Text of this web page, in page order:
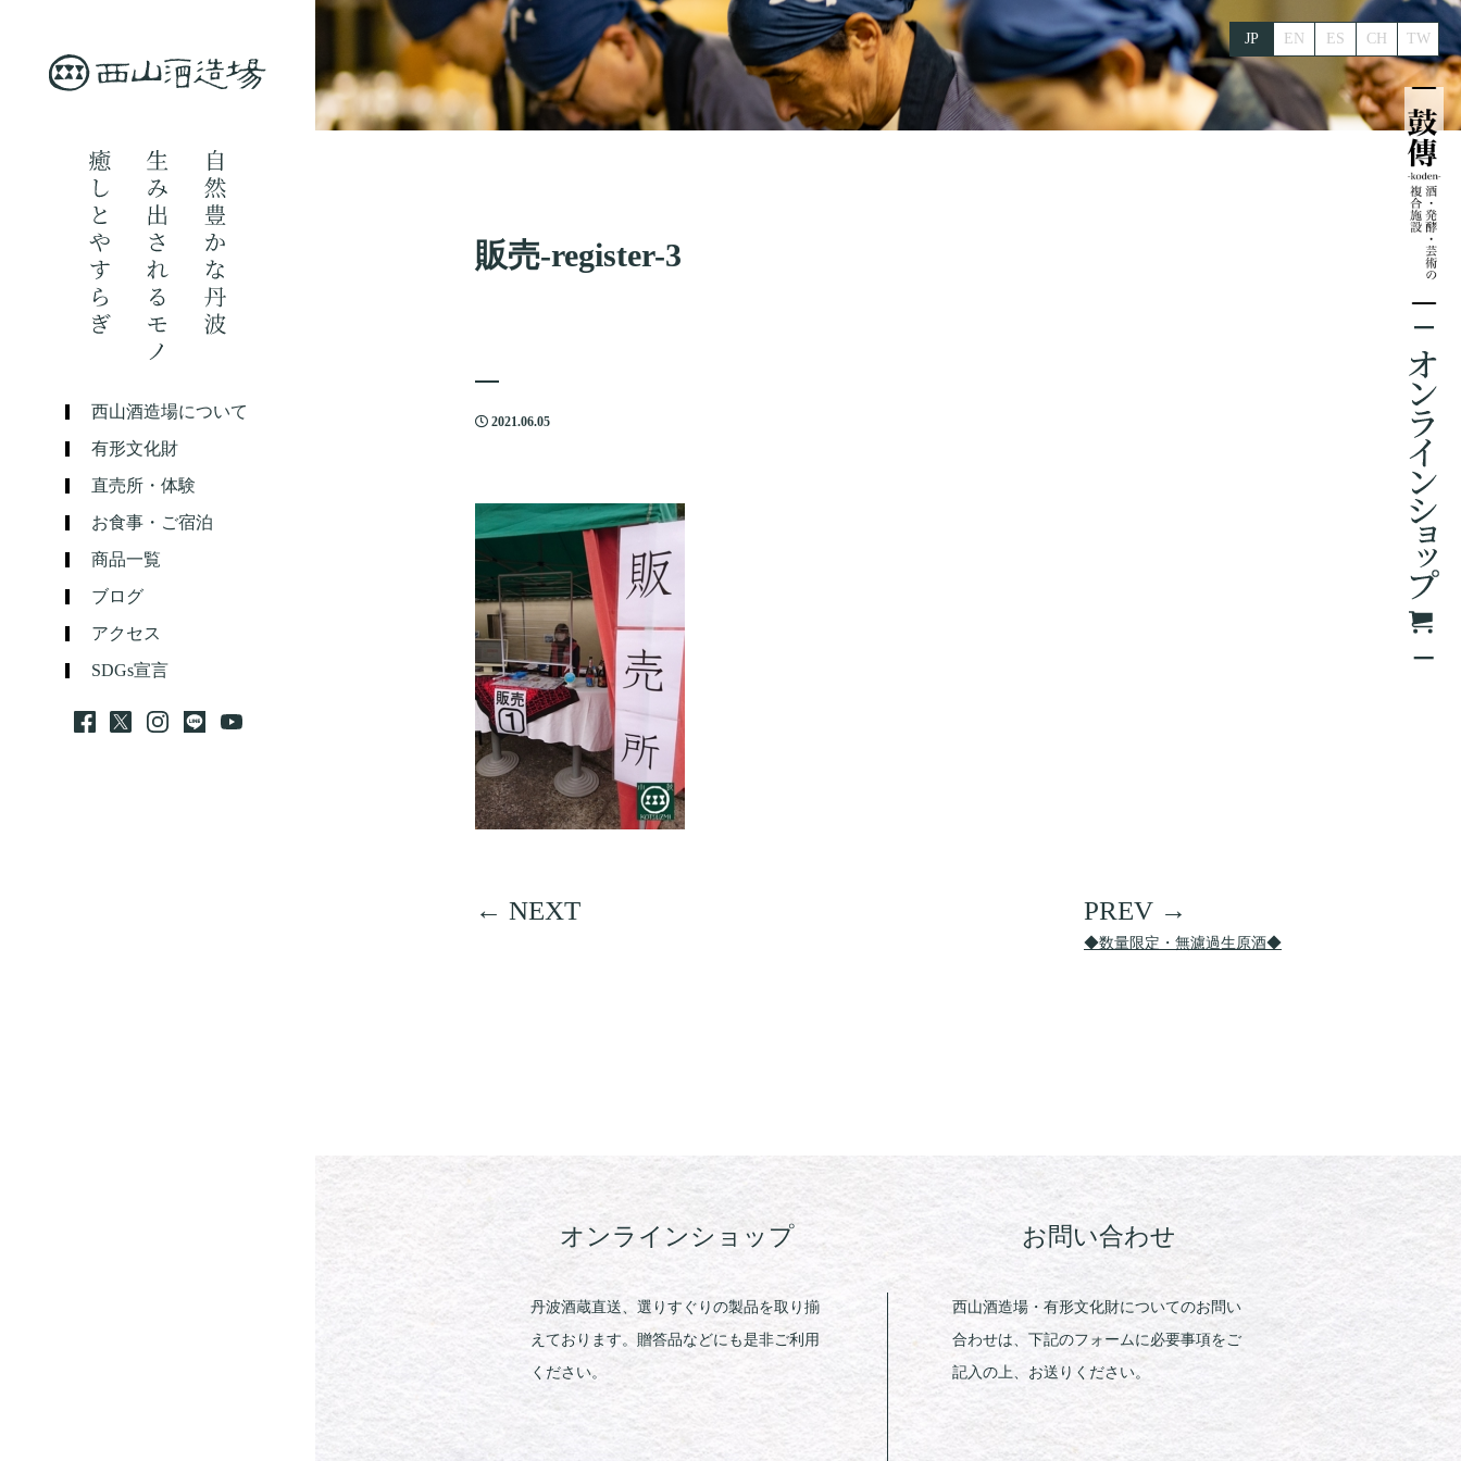
西山酒造場について
有形文化財
直売所・体験
お食事・ご宿泊
商品一覧
ブログ
アクセス
SDGs宣言
EN ES
JP CH TW
販売-register-3
2021.06.05
◆数量限定・無濾過生原酒◆
オンラインショップ
丹波酒蔵直送、選りすぐりの製品を取り揃
えております。贈答品などにも是非ご利用
ください。
お問い合わせ
西山酒造場・有形文化財についてのお問い
合わせは、下記のフォームに必要事項をご
記入の上、お送りください。